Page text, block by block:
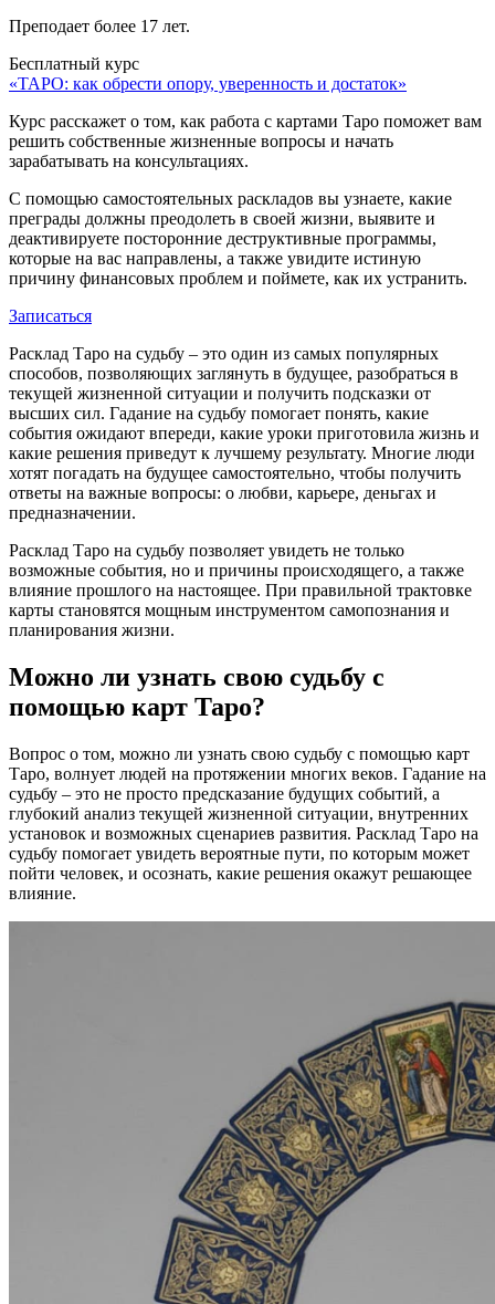
Преподает более 17 лет.
Бесплатный курс
«ТАРО: как обрести опору, уверенность и достаток»
Курс расскажет о том, как работа с картами Таро поможет вам
решить собственные жизненные вопросы и начать
зарабатывать на консультациях.
С помощью самостоятельных раскладов вы узнаете, какие
преграды должны преодолеть в своей жизни, выявите и
деактивируете посторонние деструктивные программы,
которые на вас направлены, а также увидите истиную
причину финансовых проблем и поймете, как их устранить.
Записаться
Расклад Таро на судьбу – это один из самых популярных
способов, позволяющих заглянуть в будущее, разобраться в
текущей жизненной ситуации и получить подсказки от
высших сил. Гадание на судьбу помогает понять, какие
события ожидают впереди, какие уроки приготовила жизнь и
какие решения приведут к лучшему результату. Многие люди
хотят погадать на будущее самостоятельно, чтобы получить
ответы на важные вопросы: о любви, карьере, деньгах и
предназначении.
Расклад Таро на судьбу позволяет увидеть не только
возможные события, но и причины происходящего, а также
влияние прошлого на настоящее. При правильной трактовке
карты становятся мощным инструментом самопознания и
планирования жизни.
Можно ли узнать свою судьбу с
помощью карт Таро?
Вопрос о том, можно ли узнать свою судьбу с помощью карт
Таро, волнует людей на протяжении многих веков. Гадание на
судьбу – это не просто предсказание будущих событий, а
глубокий анализ текущей жизненной ситуации, внутренних
установок и возможных сценариев развития. Расклад Таро на
судьбу помогает увидеть вероятные пути, по которым может
пойти человек, и осознать, какие решения окажут решающее
влияние.